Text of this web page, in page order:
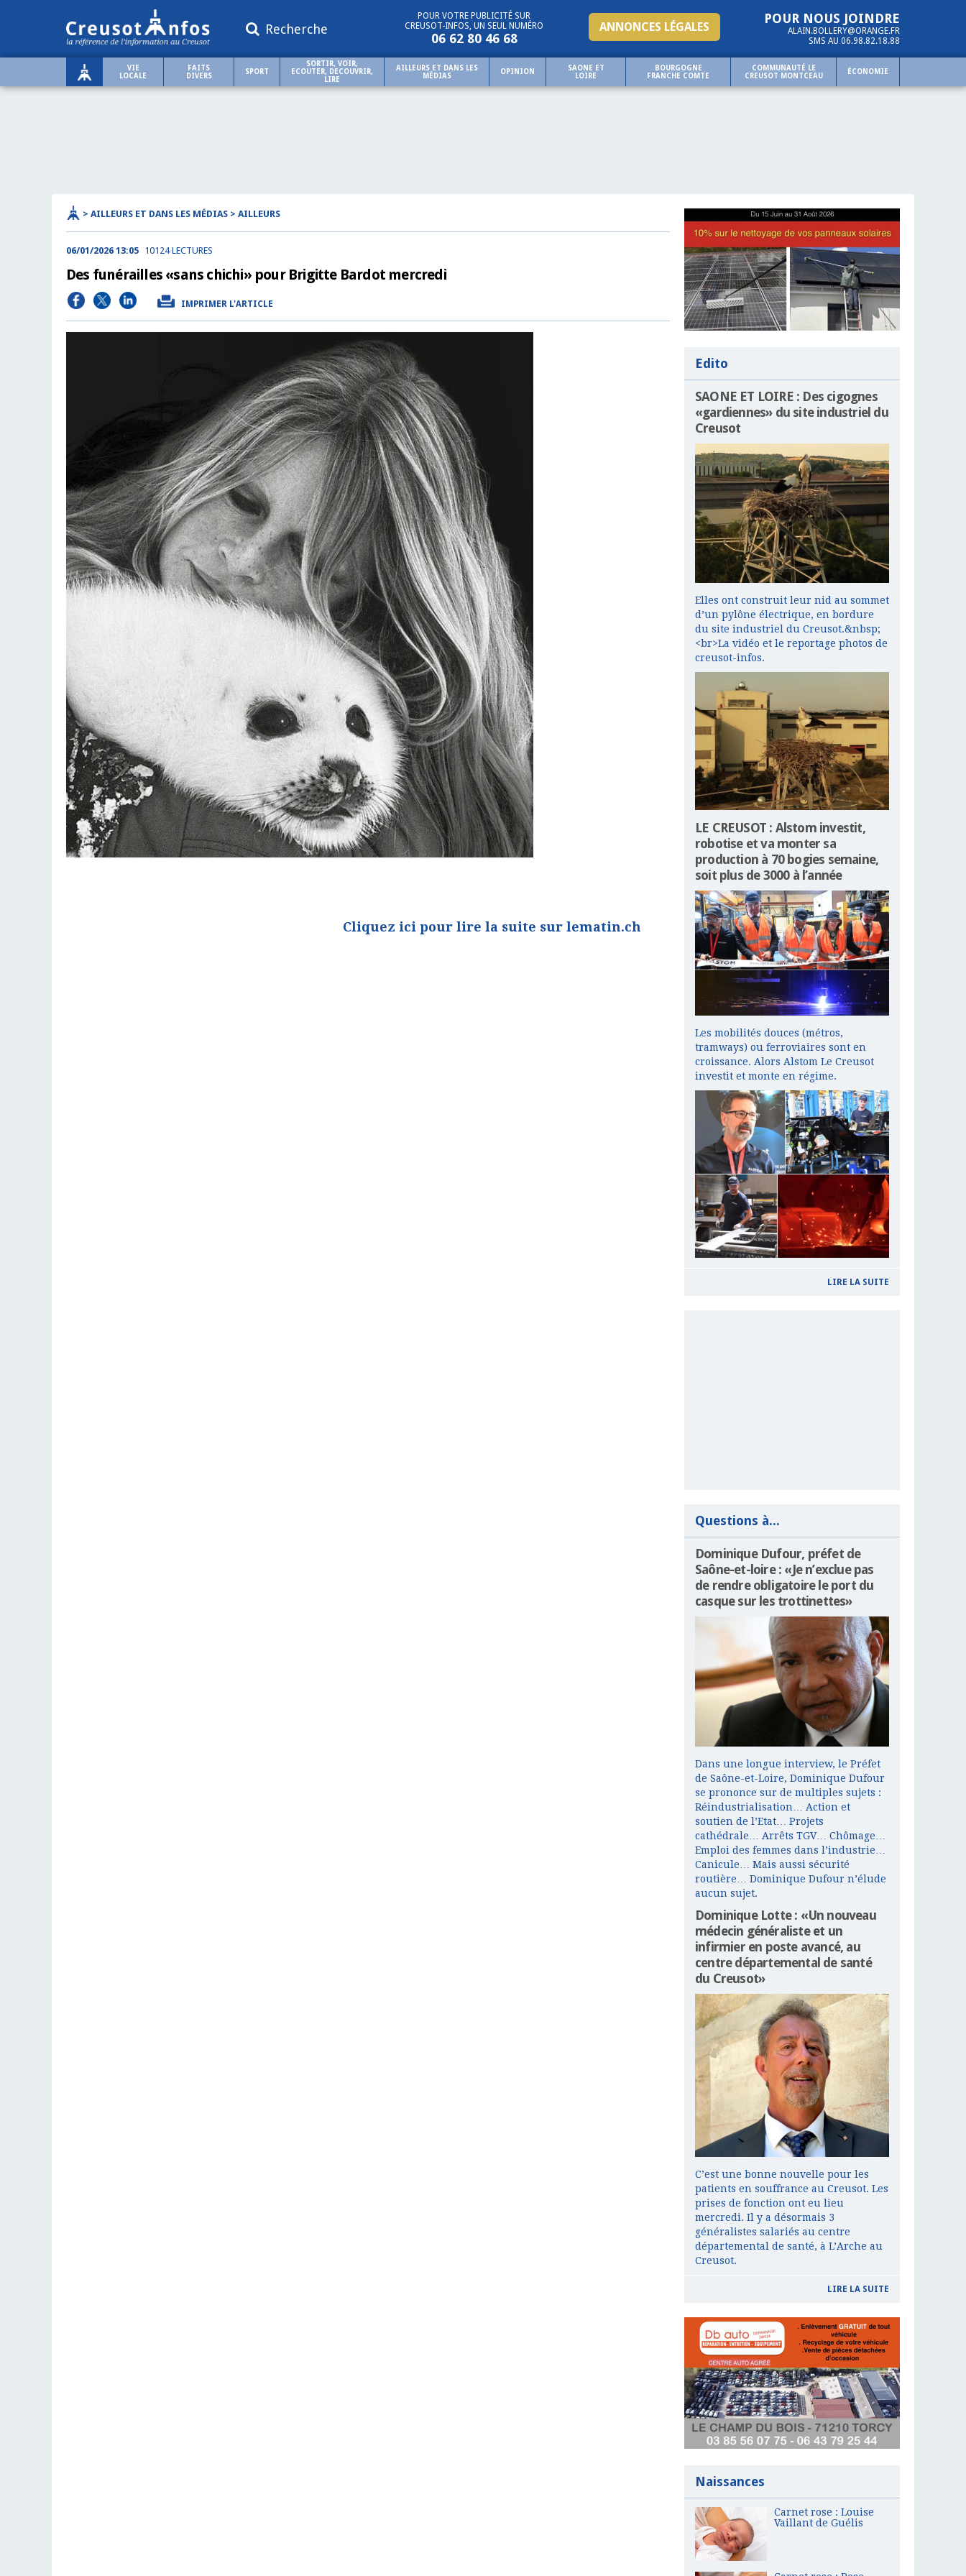
Recherche
POUR NOUS JOINDRE
ALAIN.BOLLERY@ORANGE.FR
SMS AU 06.98.82.18.88
ANNONCES LÉGALES
POUR VOTRE PUBLICITÉ SUR
CREUSOT-INFOS, UN SEUL NUMÉRO
06 62 80 46 68
VIE
LOCALE
FAITS
DIVERS
SPORT
SORTIR, VOIR,
ECOUTER, DECOUVRIR,
LIRE
AILLEURS ET DANS LES
MÉDIAS
OPINION
SAONE ET
LOIRE
BOURGOGNE
FRANCHE COMTE
COMMUNAUTÉ LE
CREUSOT MONTCEAU
ÉCONOMIE
> AILLEURS ET DANS LES MÉDIAS > AILLEURS
06/01/2026 13:05 10124 LECTURES
Des funérailles «sans chichi» pour Brigitte Bardot mercredi
IMPRIMER L'ARTICLE
Cliquez ici pour lire la suite sur lematin.ch
Edito
SAONE ET LOIRE : Des cigognes
«gardiennes» du site industriel du
Creusot
Elles ont construit leur nid au sommet
d’un pylône électrique, en bordure
du site industriel du Creusot.&nbsp;
<br>La vidéo et le reportage photos de
creusot-infos.
LE CREUSOT : Alstom investit,
robotise et va monter sa
production à 70 bogies semaine,
soit plus de 3000 à l’année
Les mobilités douces (métros,
tramways) ou ferroviaires sont en
croissance. Alors Alstom Le Creusot
investit et monte en régime.
LIRE LA SUITE
Questions à...
Dominique Dufour, préfet de
Saône-et-loire : «Je n’exclue pas
de rendre obligatoire le port du
casque sur les trottinettes»
Dans une longue interview, le Préfet
de Saône-et-Loire, Dominique Dufour
se prononce sur de multiples sujets :
Réindustrialisation… Action et
soutien de l’Etat… Projets
cathédrale… Arrêts TGV… Chômage…
Emploi des femmes dans l’industrie…
Canicule… Mais aussi sécurité
routière… Dominique Dufour n’élude
aucun sujet.
Dominique Lotte : «Un nouveau
médecin généraliste et un
infirmier en poste avancé, au
centre départemental de santé
du Creusot»
C’est une bonne nouvelle pour les
patients en souffrance au Creusot. Les
prises de fonction ont eu lieu
mercredi. Il y a désormais 3
généralistes salariés au centre
départemental de santé, à L’Arche au
Creusot.
LIRE LA SUITE
Naissances
Carnet rose : Louise
Vaillant de Guélis